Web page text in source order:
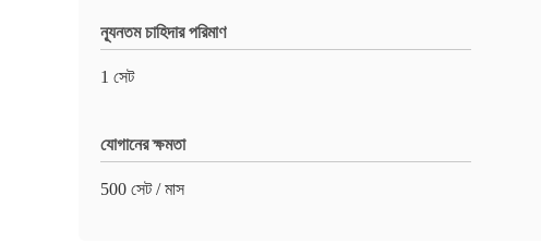
ন্যূনতম চাহিদার পরিমাণ
1 সেট
যোগানের ক্ষমতা
500 সেট / মাস